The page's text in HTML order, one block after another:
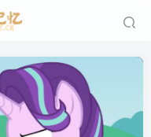
100%